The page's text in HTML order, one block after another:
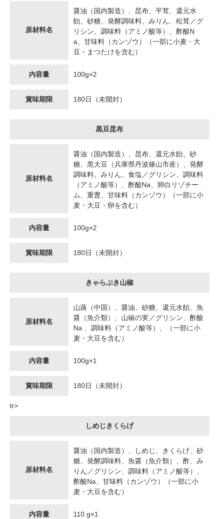
原材料名
醤油（国内製造）、昆布、平茸、還元水
飴、砂糖、発酵調味料、みりん、松茸／グ
リシン、調味料（アミノ酸等）、酢酸N
a、甘味料（カンゾウ）（一部に小麦・大
豆・まつたけを含む）
内容量 100g×2
賞味期限 180日（未開封）
黒豆昆布
原材料名
醤油（国内製造）、昆布、還元水飴、砂
糖、黒大豆（兵庫県丹波篠山市産）、発酵
調味料、みりん、食塩／グリシン、調味料
（アミノ酸等）、酢酸Na、卵白リゾチー
ム、重曹、甘味料（カンゾウ）（一部に小
麦・大豆・卵を含む）
内容量 100g×2
賞味期限 180日（未開封）
きゃらぶき山椒
原材料名
山蕗（中国）、醤油、砂糖、還元水飴、魚
醤（魚介類）、山椒の実／グリシン、酢酸
Na 、調味料（アミノ酸等）、（一部に小
麦・大豆を含む）
内容量 100g×1
賞味期限 180日（未開封）
tr>
しめじきくらげ
原材料名
醤油（国内製造）、しめじ、きくらげ、砂
糖、発酵調味料、魚醤（魚介類）、酢、み
りん／グリシン、調味料（アミノ酸等）、
酢酸Na、甘味料（カンゾウ）（一部に小
麦・大豆を含む）
内容量 110 g×1